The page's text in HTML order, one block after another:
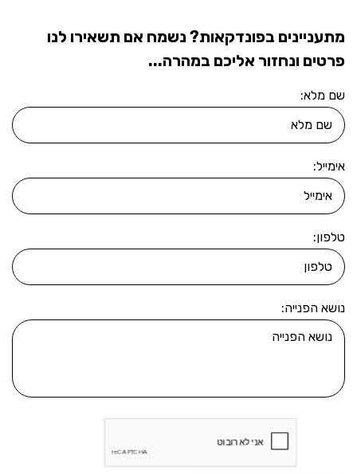
מתעניינים בפונדקאות? נשמח אם תשאירו לנו
פרטים ונחזור אליכם במהרה...
שם מלא:
אימייל:
טלפון:
נושא הפנייה: